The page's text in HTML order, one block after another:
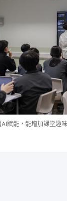
賦能，能增加課堂趣